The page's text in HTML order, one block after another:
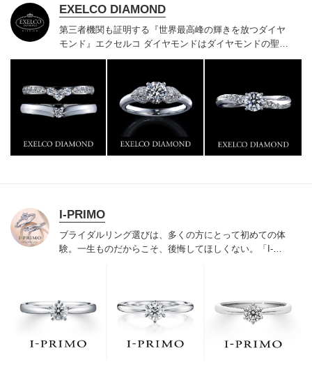
EXELCO DIAMOND
第三者機関も証明する『世界最高峰の輝きを放つダイヤ
モンド』 エクセルコ ダイヤモンドはダイヤモンドの聖地
ベルギー発祥で200年以上の歴史がある真のカッターズ
門店としてリングのデザインや品質にもこだわっていま
す。おふたりに本物の輝きを一生身に着けていただきた
い想いで「ヴァージン・ダイヤモンド」「ハードプラチ
ナ」「保証内容」にこだわっています。
I-PRIMO
ブライダルリング選びは、多くの方にとって初めての体
験。一生ものだからこそ、後悔してほしくない。「I-
でお待ちしております。リング選びの最初の一歩をご一
緒に。まずは、アイプリモへ。